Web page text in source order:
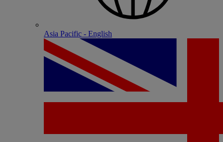
Asia Pacific - English